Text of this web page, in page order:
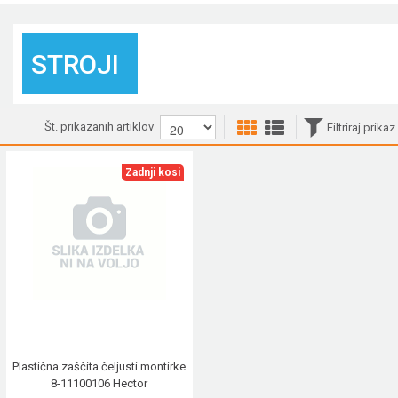
STROJI
Filtriraj prikaz
Št. prikazanih artiklov
Zadnji kosi
Plastična zaščita čeljusti montirke
8-11100106 Hector